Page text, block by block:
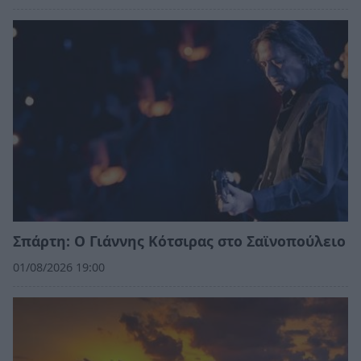
Σπάρτη: Ο Γιάννης Κότσιρας στο Σαϊνοπούλειο
01/08/2026 19:00